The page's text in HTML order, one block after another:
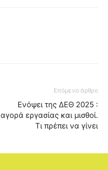
Επόμενο άρθρο
Ενόψει της ΔΕΘ 2025 :
αγορά εργασίας και μισθοί.
Τι πρέπει να γίνει